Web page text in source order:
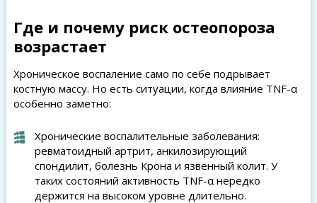
Где и почему риск остеопороза
возрастает
Хроническое воспаление само по себе подрывает
костную массу. Но есть ситуации, когда влияние TNF-α
особенно заметно:
Хронические воспалительные заболевания:
ревматоидный артрит, анкилозирующий
спондилит, болезнь Крона и язвенный колит. У
таких состояний активность TNF-α нередко
держится на высоком уровне длительно.